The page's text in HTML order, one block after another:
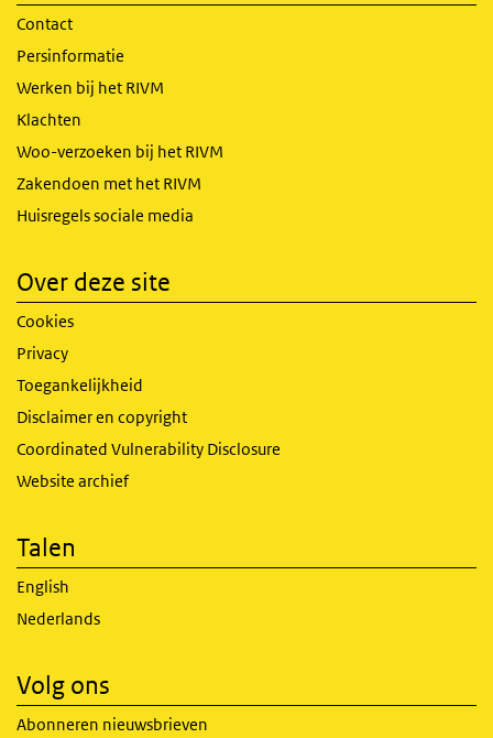
Contact
Persinformatie
Werken bij het RIVM
Klachten
Woo-verzoeken bij het RIVM
Zakendoen met het RIVM
Huisregels sociale media
Over deze site
Cookies
Privacy
Toegankelijkheid
Disclaimer en copyright
Coordinated Vulnerability Disclosure
Website archief
Talen
English
Nederlands
Volg ons
Abonneren nieuwsbrieven